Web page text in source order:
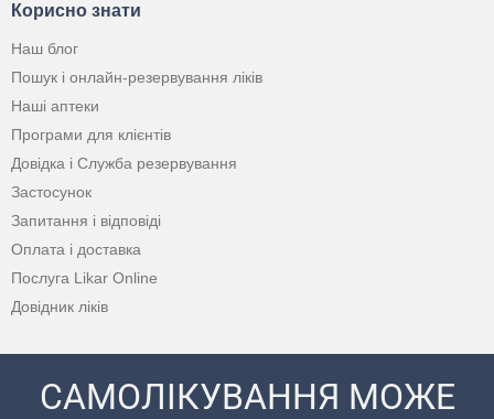
Корисно знати
Наш блог
Пошук і онлайн-резервування ліків
Наші аптеки
Програми для клієнтів
Довідка і Служба резервування
Застосунок
Запитання і відповіді
Оплата і доставка
Послуга Likar Online
Довідник ліків
САМОЛІКУВАННЯ МОЖЕ